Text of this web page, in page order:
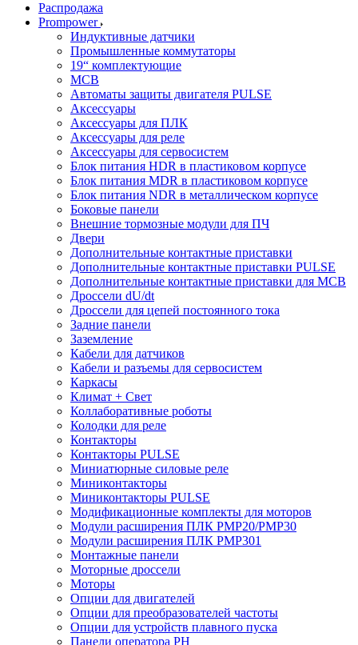
Распродажа
Prompower
Индуктивные датчики
Промышленные коммутаторы
19“ комплектующие
MCB
Автоматы защиты двигателя PULSE
Аксессуары
Аксессуары для ПЛК
Аксессуары для реле
Аксессуары для сервосистем
Блок питания HDR в пластиковом корпусе
Блок питания MDR в пластиковом корпусе
Блок питания NDR в металлическом корпусе
Боковые панели
Внешние тормозные модули для ПЧ
Двери
Дополнительные контактные приставки
Дополнительные контактные приставки PULSE
Дополнительные контактные приставки для MCB
Дроссели dU/dt
Дроссели для цепей постоянного тока
Задние панели
Заземление
Кабели для датчиков
Кабели и разъемы для сервосистем
Каркасы
Климат + Свет
Коллаборативные роботы
Колодки для реле
Контакторы
Контакторы PULSE
Миниатюрные силовые реле
Миниконтакторы
Миниконтакторы PULSE
Модификационные комплекты для моторов
Модули расширения ПЛК PMP20/PMP30
Модули расширения ПЛК PMP301
Монтажные панели
Моторные дроссели
Моторы
Опции для двигателей
Опции для преобразователей частоты
Опции для устройств плавного пуска
Панели оператора PH